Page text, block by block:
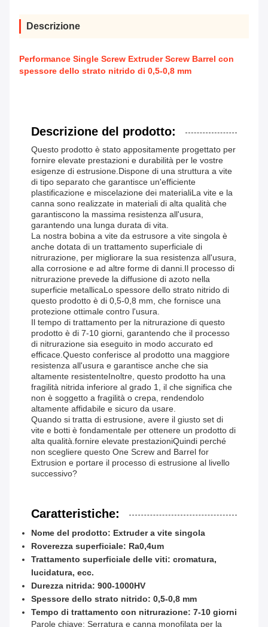
Descrizione
Performance Single Screw Extruder Screw Barrel con
spessore dello strato nitrido di 0,5-0,8 mm
Descrizione del prodotto:
Questo prodotto è stato appositamente progettato per
fornire elevate prestazioni e durabilità per le vostre
esigenze di estrusione.Dispone di una struttura a vite
di tipo separato che garantisce un'efficiente
plastificazione e miscelazione dei materialiLa vite e la
canna sono realizzate in materiali di alta qualità che
garantiscono la massima resistenza all'usura,
garantendo una lunga durata di vita.
La nostra bobina a vite da estrusore a vite singola è
anche dotata di un trattamento superficiale di
nitrurazione, per migliorare la sua resistenza all'usura,
alla corrosione e ad altre forme di danni.Il processo di
nitrurazione prevede la diffusione di azoto nella
superficie metallicaLo spessore dello strato nitrido di
questo prodotto è di 0,5-0,8 mm, che fornisce una
protezione ottimale contro l'usura.
Il tempo di trattamento per la nitrurazione di questo
prodotto è di 7-10 giorni, garantendo che il processo
di nitrurazione sia eseguito in modo accurato ed
efficace.Questo conferisce al prodotto una maggiore
resistenza all'usura e garantisce anche che sia
altamente resistenteInoltre, questo prodotto ha una
fragilità nitrida inferiore al grado 1, il che significa che
non è soggetto a fragilità o crepa, rendendolo
altamente affidabile e sicuro da usare.
Quando si tratta di estrusione, avere il giusto set di
vite e botti è fondamentale per ottenere un prodotto di
alta qualità.fornire elevate prestazioniQuindi perché
non scegliere questo One Screw and Barrel for
Extrusion e portare il processo di estrusione al livello
successivo?
Caratteristiche:
Nome del prodotto: Extruder a vite singola
Roverezza superficiale: Ra0,4um
Trattamento superficiale delle viti: cromatura,
lucidatura, ecc.
Durezza nitrida: 900-1000HV
Spessore dello strato nitrido: 0,5-0,8 mm
Tempo di trattamento con nitrurazione: 7-10 giorni
Parole chiave: Serratura e canna monofilata per la